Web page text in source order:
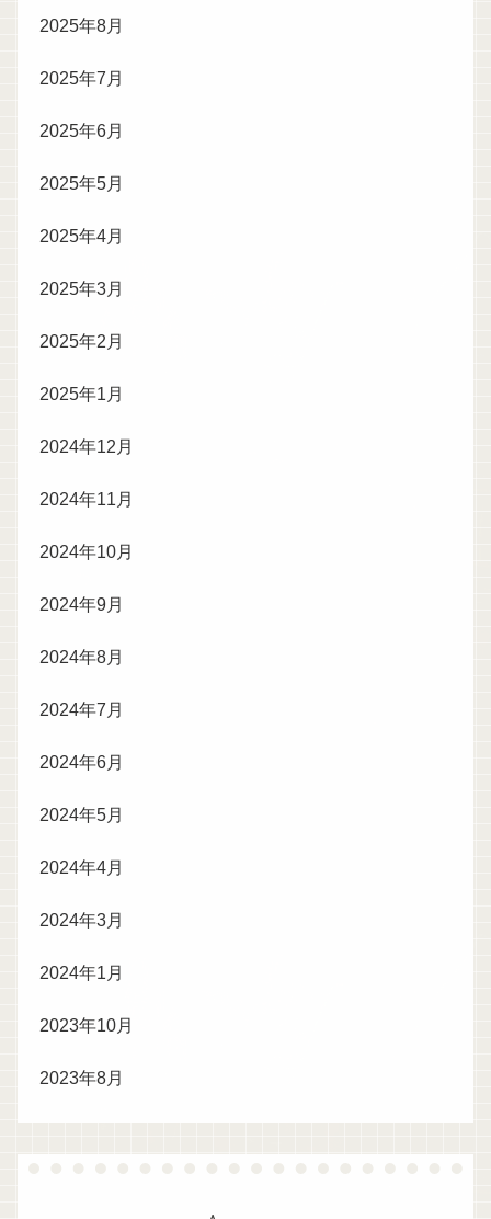
2025年8月
2025年7月
2025年6月
2025年5月
2025年4月
2025年3月
2025年2月
2025年1月
2024年12月
2024年11月
2024年10月
2024年9月
2024年8月
2024年7月
2024年6月
2024年5月
2024年4月
2024年3月
2024年1月
2023年10月
2023年8月